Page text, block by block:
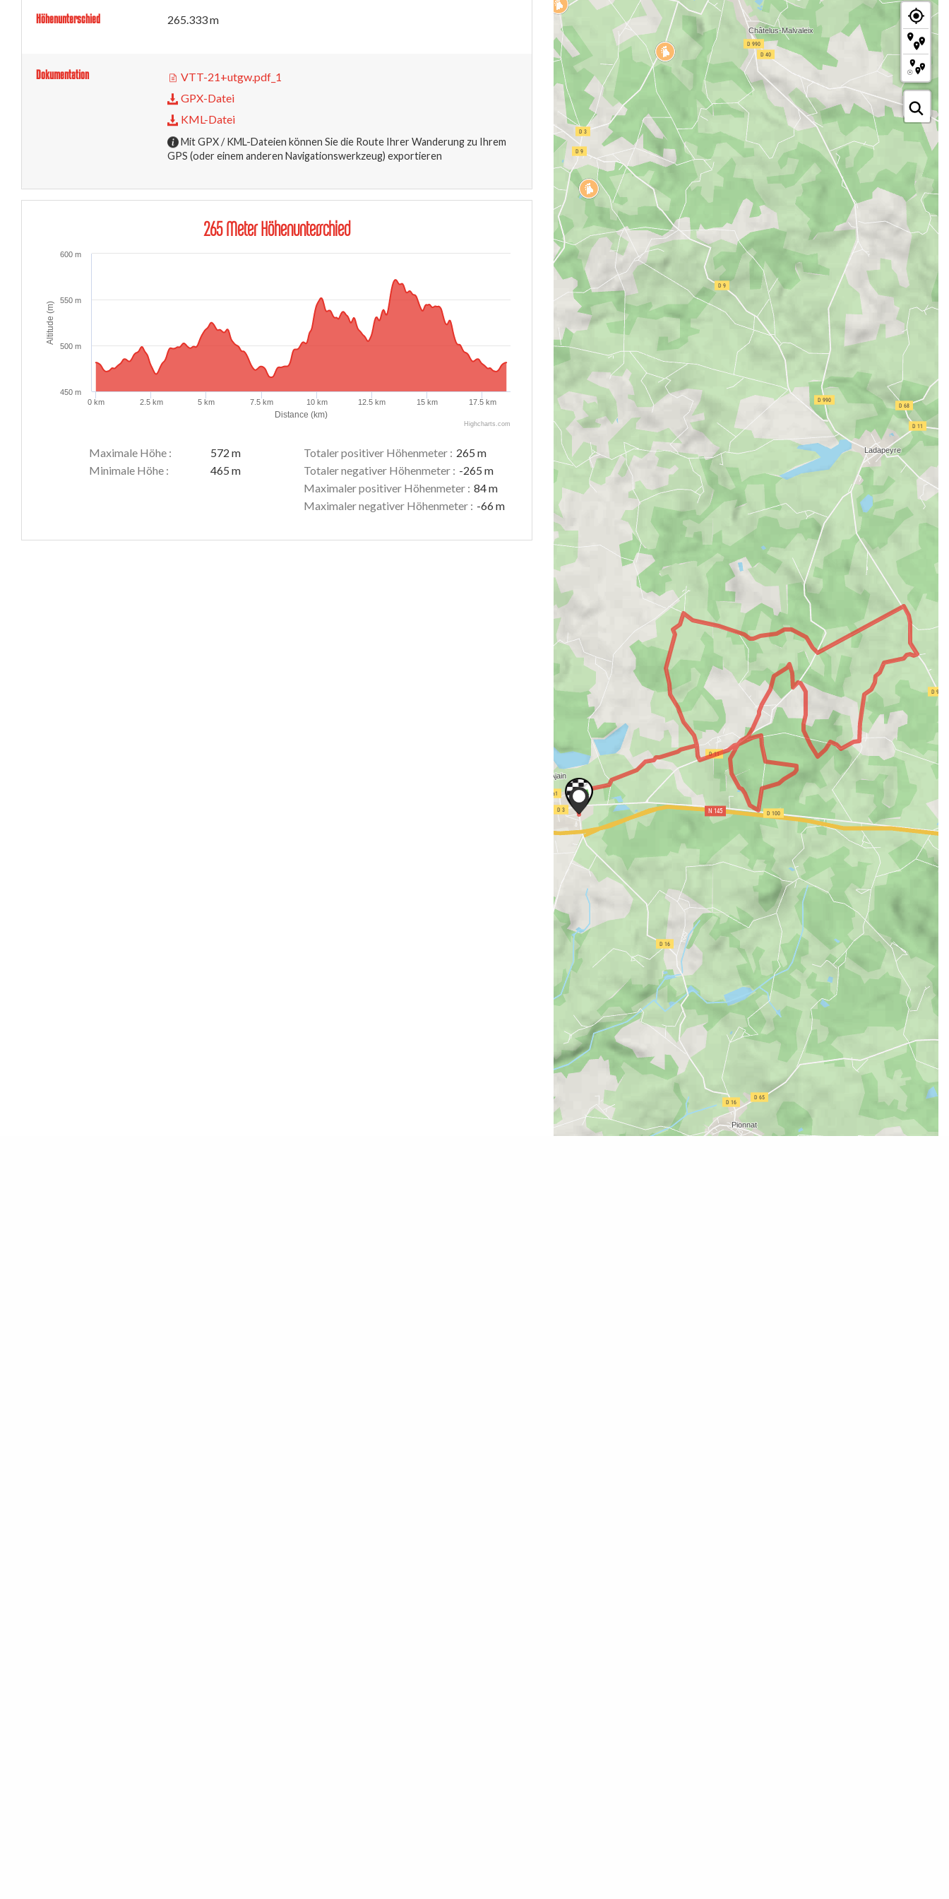
Höhenunterschied 265.333 m
Dokumentation
VTT-21+utgw.pdf_1
GPX-Datei
KML-Datei
Mit GPX / KML-Dateien können Sie die Route Ihrer Wanderung zu Ihrem
GPS (oder einem anderen Navigationswerkzeug) exportieren
265 Meter Höhenunterschied
Distance (km)
Altitude (m)
0 km 2.5 km 5 km 7.5 km 10 km 12.5 km 15 km 17.5 km
450 m
500 m
550 m
600 m
Highcharts.com
Maximale Höhe :
572 m
Minimale Höhe :
465 m
Totaler positiver Höhenmeter : 265 m
Totaler negativer Höhenmeter : -265 m
Maximaler positiver Höhenmeter : 84 m
Maximaler negativer Höhenmeter : -66 m